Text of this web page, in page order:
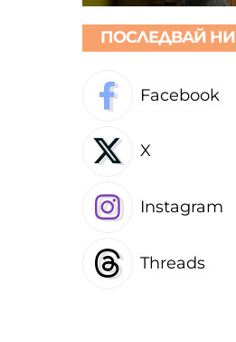
ПОСЛЕДВАЙ НИ
Facebook
X
Instagram
Threads